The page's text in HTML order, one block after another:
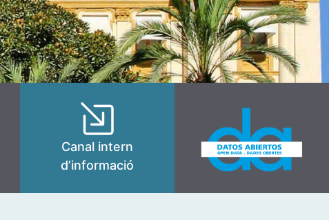
Canal intern
d’informació